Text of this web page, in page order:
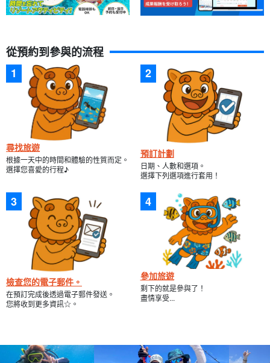
從預約到參與的流程
尋找旅遊
根據一天中的時間和體驗的性質而定。
選擇您喜愛的行程♪
預訂計劃
日期、人數和選項。
選擇下列選項進行套用！
檢查您的電子郵件。
在預訂完成後透過電子郵件發送。
您將收到更多資訊☆。
參加旅遊
剩下的就是參與了！
盡情享受...